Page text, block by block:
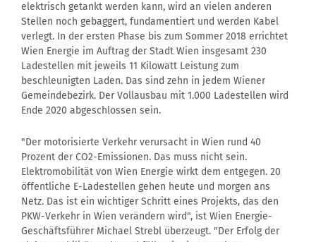
elektrisch getankt werden kann, wird an vielen anderen
Stellen noch gebaggert, fundamentiert und werden Kabel
verlegt. In der ersten Phase bis zum Sommer 2018 errichtet
Wien Energie im Auftrag der Stadt Wien insgesamt 230
Ladestellen mit jeweils 11 Kilowatt Leistung zum
beschleunigten Laden. Das sind zehn in jedem Wiener
Gemeindebezirk. Der Vollausbau mit 1.000 Ladestellen wird
Ende 2020 abgeschlossen sein.
"Der motorisierte Verkehr verursacht in Wien rund 40
Prozent der CO2-Emissionen. Das muss nicht sein.
Elektromobilität von Wien Energie wirkt dem entgegen. 20
öffentliche E-Ladestellen gehen heute und morgen ans
Netz. Das ist ein wichtiger Schritt eines Projekts, das den
PKW-Verkehr in Wien verändern wird", ist Wien Energie-
Geschäftsführer Michael Strebl überzeugt. "Der Erfolg der